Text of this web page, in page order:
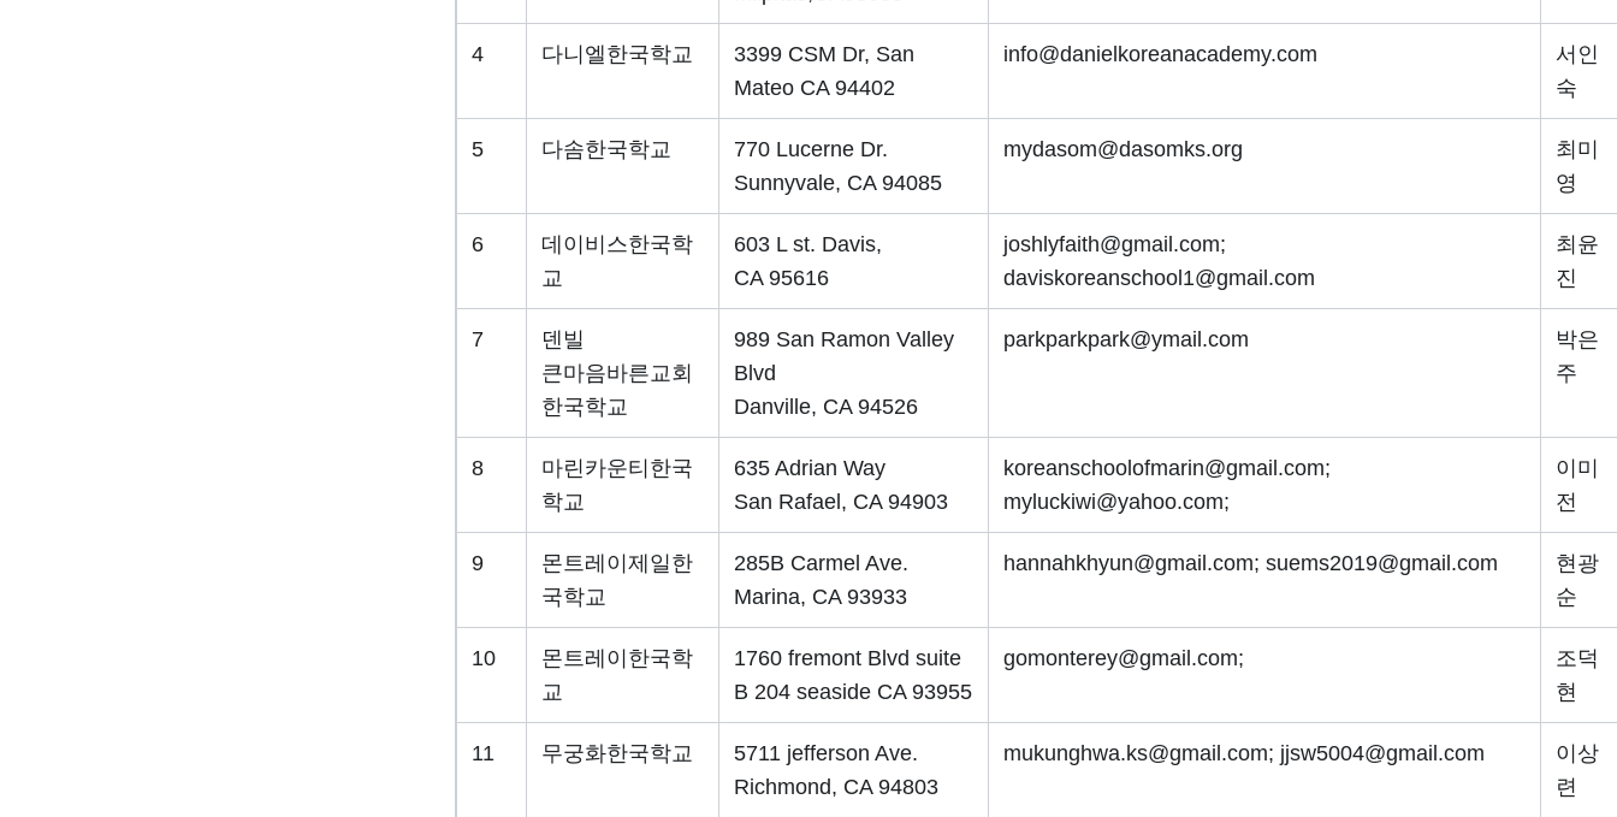
4 다니엘한국학교
3399 CSM Dr, San
Mateo CA 94402
info@danielkoreanacademy.com
서인
숙
5 다솜한국학교
770 Lucerne Dr.
Sunnyvale, CA 94085
mydasom@dasomks.org
최미
영
6
데이비스한국학
교
603 L st. Davis,
CA 95616
joshlyfaith@gmail.com;
daviskoreanschool1@gmail.com
최윤
진
7
덴빌
큰마음바른교회
한국학교
989 San Ramon Valley
Blvd
Danville, CA 94526
parkparkpark@ymail.com
박은
주
8
마린카운티한국
학교
635 Adrian Way
San Rafael, CA 94903
koreanschoolofmarin@gmail.com;
myluckiwi@yahoo.com;
이미
전
9
몬트레이제일한
국학교
285B Carmel Ave.
Marina, CA 93933
hannahkhyun@gmail.com; suems2019@gmail.com
현광
순
10
몬트레이한국학
교
1760 fremont Blvd suite
B 204 seaside CA 93955
gomonterey@gmail.com;
조덕
현
11 무궁화한국학교
5711 jefferson Ave.
Richmond, CA 94803
mukunghwa.ks@gmail.com; jjsw5004@gmail.com
이상
련